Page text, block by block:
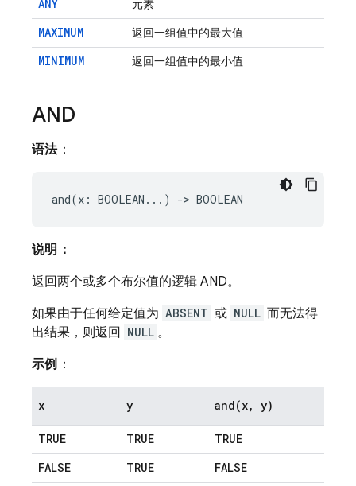
ANY
元素
MAXIMUM 返回一组值中的最大值
MINIMUM 返回一组值中的最小值
AND
语法：
说明：
返回两个或多个布尔值的逻辑 AND。
如果由于任何给定值为 ABSENT 或 NULL 而无法得
出结果，则返回
NULL 。
示例 ：
x y and(x, y)
TRUE TRUE
TRUE
FALSE
TRUE
FALSE